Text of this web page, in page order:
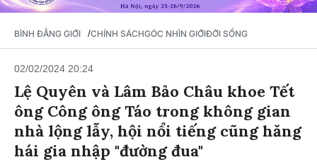
BÌNH ĐẲNG GIỚI /CHÍNH SÁCHGÓC NHÌN GIỚIĐỜI SỐNG
02/02/2024 20:24
Lệ Quyên và Lâm Bảo Châu khoe Tết
ông Công ông Táo trong không gian
nhà lộng lẫy, hội nổi tiếng cũng hăng
hái gia nhập "đường đua"